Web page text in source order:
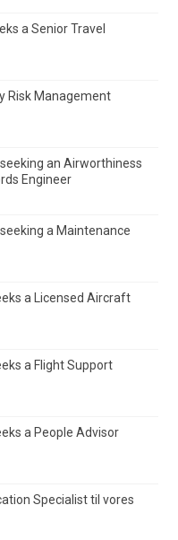
a Senior Travel
Risk Management
an Airworthiness
Engineer
a Maintenance
a Licensed Aircraft
a Flight Support
a People Advisor
Specialist til vores